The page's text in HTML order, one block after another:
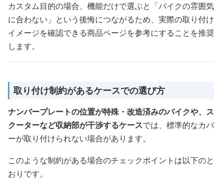
カスタム目的の場合、機能だけで選ぶと「バイクの雰囲気
に合わない」という後悔につながるため、実際の取り付け
イメージを確認できる商品ページを参考にすることを推奨
します。
取り付け制約があるケースでの選び方
ナンバープレートの位置が特殊・改造済みのバイクや、ス
クーターなど収納部が干渉するケースでは、標準的なカバ
ーが取り付けられない場合があります。
このような制約がある場合のチェックポイントは以下のと
おりです。